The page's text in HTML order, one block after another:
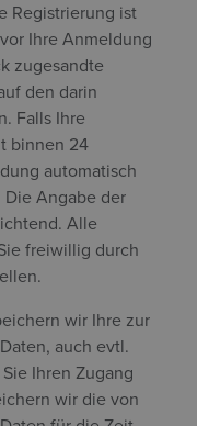
Registrierung ist
Ihre Anmeldung
zugesandte
den darin
Falls Ihre
binnen 24
automatisch
Die Angabe der
Alle
freiwillig durch
wir Ihre zur
auch evtl.
Ihren Zugang
wir die von